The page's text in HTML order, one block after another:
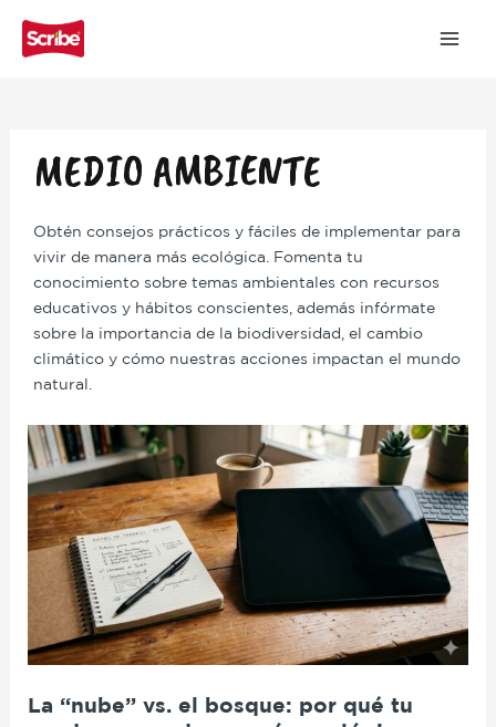
MEDIO AMBIENTE
Obtén consejos prácticos y fáciles de implementar para
vivir de manera más ecológica. Fomenta tu
conocimiento sobre temas ambientales con recursos
educativos y hábitos conscientes, además infórmate
sobre la importancia de la biodiversidad, el cambio
climático y cómo nuestras acciones impactan el mundo
natural.
La “nube” vs. el bosque: por qué tu
La
“nube”
vs.
el
bosque:
por
tu
puede